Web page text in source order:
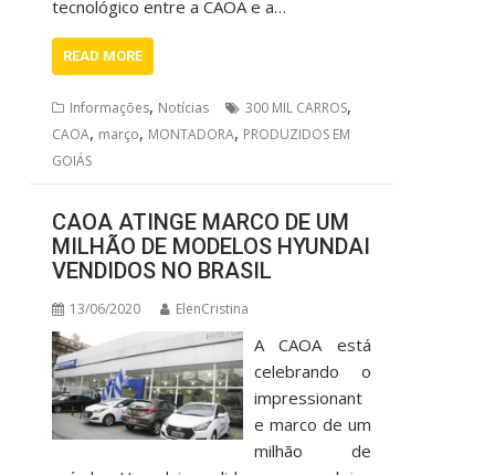
tecnológico entre a CAOA e a…
READ MORE
Informações, Notícias 300 MIL CARROS,
CAOA, março, MONTADORA, PRODUZIDOS EM
GOIÁS
CAOA ATINGE MARCO DE UM
MILHÃO DE MODELOS HYUNDAI
VENDIDOS NO BRASIL
13/06/2020 ElenCristina
A CAOA está
celebrando o
impressionant
e marco de um
milhão de